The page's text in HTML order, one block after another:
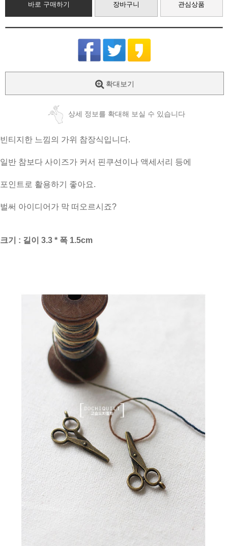
바로 구매하기 장바구니 관심상품
확대보기
상세 정보를 확대해 보실 수 있습니다
빈티지한 느낌의 가위 참장식입니다.
일반 참보다 사이즈가 커서 핀쿠션이나 액세서리 등에
포인트로 활용하기 좋아요.
벌써 아이디어가 막 떠오르시죠?
크기 : 길이 3.3 * 폭 1.5cm